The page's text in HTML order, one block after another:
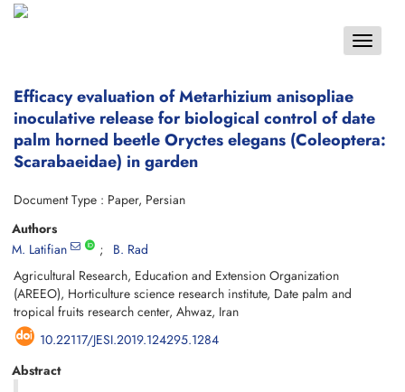
Toggle
Efficacy evaluation of Metarhizium anisopliae
inoculative release for biological control of date
palm horned beetle Oryctes elegans (Coleoptera:
Scarabaeidae) in garden
Document Type : Paper, Persian
Authors
M. Latifian
B. Rad
Agricultural Research, Education and Extension Organization
(AREEO), Horticulture science research institute, Date palm and
tropical fruits research center, Ahwaz, Iran
10.22117/JESI.2019.124295.1284
Abstract